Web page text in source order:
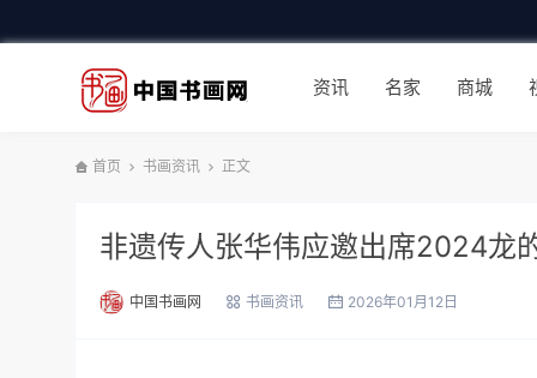
资讯 名家 商城
首页 书画资讯 正文
非遗传人张华伟应邀出席2024龙
中国书画网 书画资讯 2026年01月12日